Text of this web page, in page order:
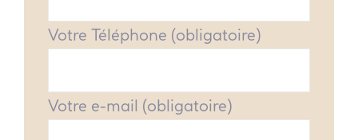
Votre Téléphone (obligatoire)
Votre e-mail (obligatoire)